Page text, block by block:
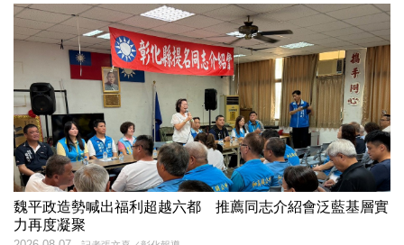
魏平政造勢喊出福利超越六都 推薦同志介紹會泛藍基層實
力再度凝聚